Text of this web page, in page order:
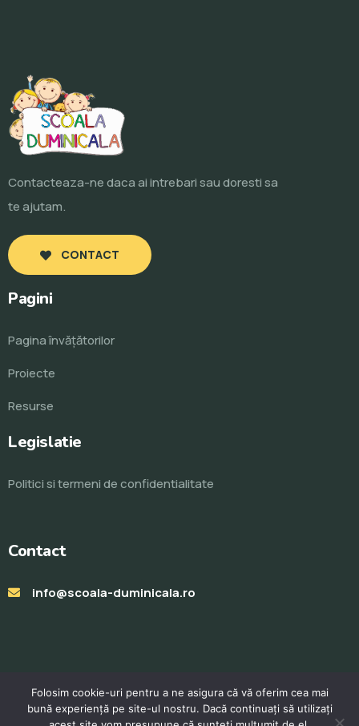
Contacteaza-ne daca ai intrebari sau doresti sa
te ajutam.
CONTACT
Pagini
Pagina învăţătorilor
Proiecte
Resurse
Legislatie
Politici si termeni de confidentialitate
Contact
info@scoala-duminicala.ro
Folosim cookie-uri pentru a ne asigura că vă oferim cea mai
bună experiență pe site-ul nostru. Dacă continuați să utilizați